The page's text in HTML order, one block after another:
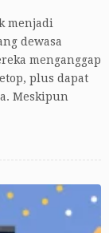
menjadi
dewasa
menganggap
plus dapat
Meskipun